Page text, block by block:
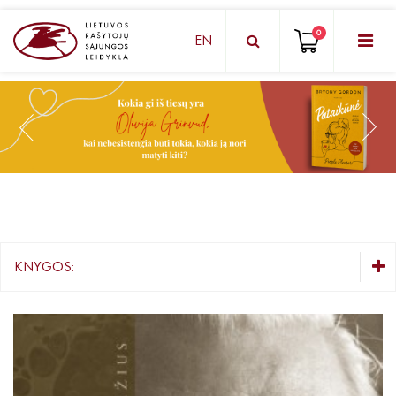
KNYGŲ DĖŽUTĖ - STAIGMENA
Grožinė literatūra
Knygos su autografais
KNYGOS PIGIAU
EN 0
KNYGOS:
Grožinė literatūra
Knygos vaikams ir paaugliams
Negrožinė literatūra